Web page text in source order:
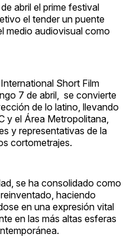
abril el prime festival
el tender un puente
medio audiovisual como
Short Film
7 de abril, se convierte
de lo latino, llevando
y el Área Metropolitana,
y representativas de la
cortometrajes.
se ha consolidado como
haciendo
en una expresión vital
en las más altas esferas